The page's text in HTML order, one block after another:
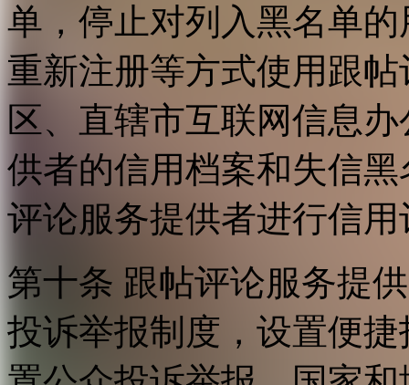
单，停止对列入黑名单
重新注册等方式使用跟
区、直辖市互联网信息
供者的信用档案和失信
评论服务提供者进行信用
第十条 跟帖评论服务提
投诉举报制度，设置便